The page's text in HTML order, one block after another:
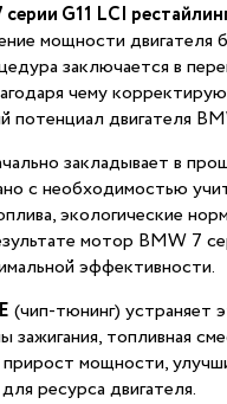
G11 LCI
мощности двигателя
заключается в
чему
потенциал двигателя
закладывает в
с необходимостью
экологические
мотор BMW 7
эффективности.
(чип-тюнинг) устраняет
зажигания, топливная
мощности,
ресурса двигателя.